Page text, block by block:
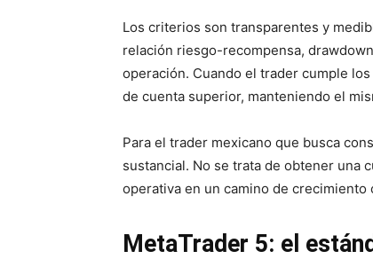
Los criterios son transparentes y
relación riesgo-recompensa,
operación. Cuando el trader cumple
de cuenta superior, manteniendo el
Para el trader mexicano que busca
sustancial. No se trata de obtener una
operativa en un camino de crecimiento
MetaTrader 5: el